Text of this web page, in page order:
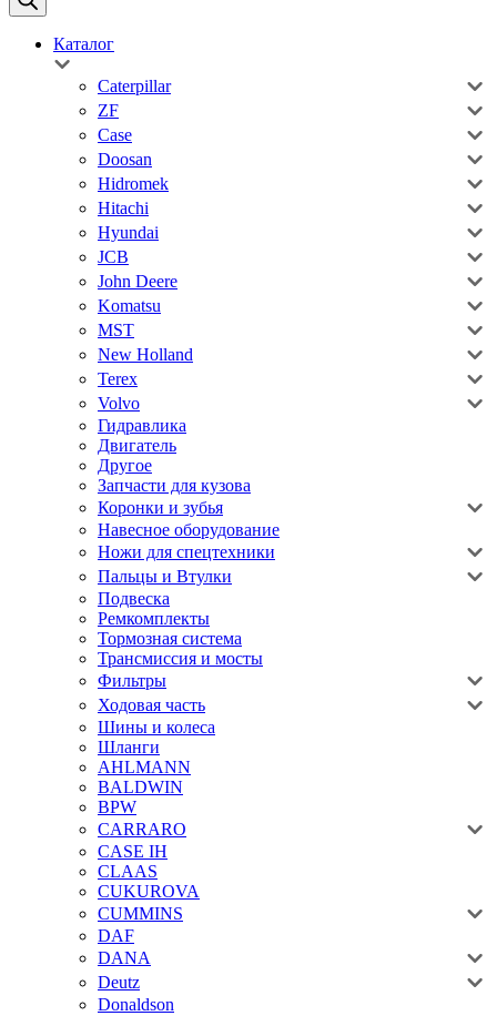
Каталог
Caterpillar
ZF
Case
Doosan
Hidromek
Hitachi
Hyundai
JCB
John Deere
Komatsu
MST
New Holland
Terex
Volvo
Гидравлика
Двигатель
Другое
Запчасти для кузова
Коронки и зубья
Навесное оборудование
Ножи для спецтехники
Пальцы и Втулки
Подвеска
Ремкомплекты
Тормозная система
Трансмиссия и мосты
Фильтры
Ходовая часть
Шины и колеса
Шланги
AHLMANN
BALDWIN
BPW
CARRARO
CASE IH
CLAAS
CUKUROVA
CUMMINS
DAF
DANA
Deutz
Donaldson